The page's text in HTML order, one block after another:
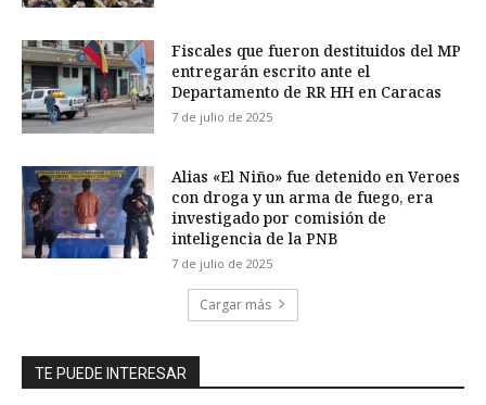
Fiscales que fueron destituidos del MP
entregarán escrito ante el
Departamento de RR HH en Caracas
7 de julio de 2025
Alias «El Niño» fue detenido en Veroes
con droga y un arma de fuego, era
investigado por comisión de
inteligencia de la PNB
7 de julio de 2025
Cargar más
TE PUEDE INTERESAR